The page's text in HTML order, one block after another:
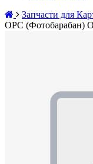
Запчасти для
OPC (Фотобарабан)